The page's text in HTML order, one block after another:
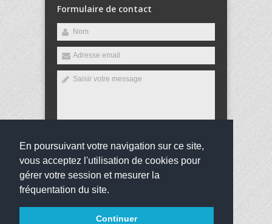
En poursuivant votre navigation sur ce site,
vous acceptez l'utilisation de cookies pour
gérer votre session et mesurer la
fréquentation du site.
Continuer
Formulaire de contact
Envoyer
droits réservés